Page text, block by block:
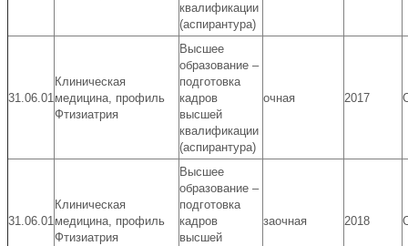
квалификации
(аспирантура)
31.06.01
Клиническая
медицина, профиль
Фтизиатрия
Высшее
образование –
подготовка
кадров
высшей
квалификации
(аспирантура)
очная 2017
31.06.01
Клиническая
медицина, профиль
Фтизиатрия
Высшее
образование –
подготовка
кадров
высшей
заочная 2018